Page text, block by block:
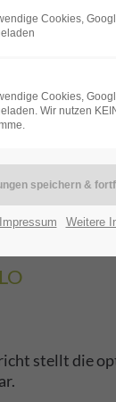
stellt die
Cookies,
Cookies,
Wir nutzen
Impressum Weitere